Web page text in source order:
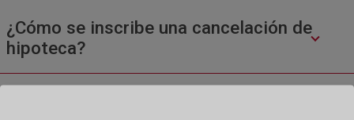
¿Cómo se inscribe una cancelación de
hipoteca?